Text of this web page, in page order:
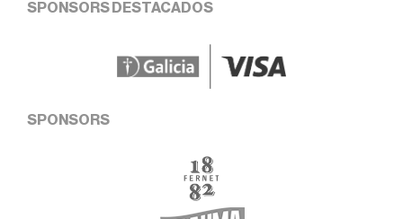
SPONSORS DESTACADOS
SPONSORS